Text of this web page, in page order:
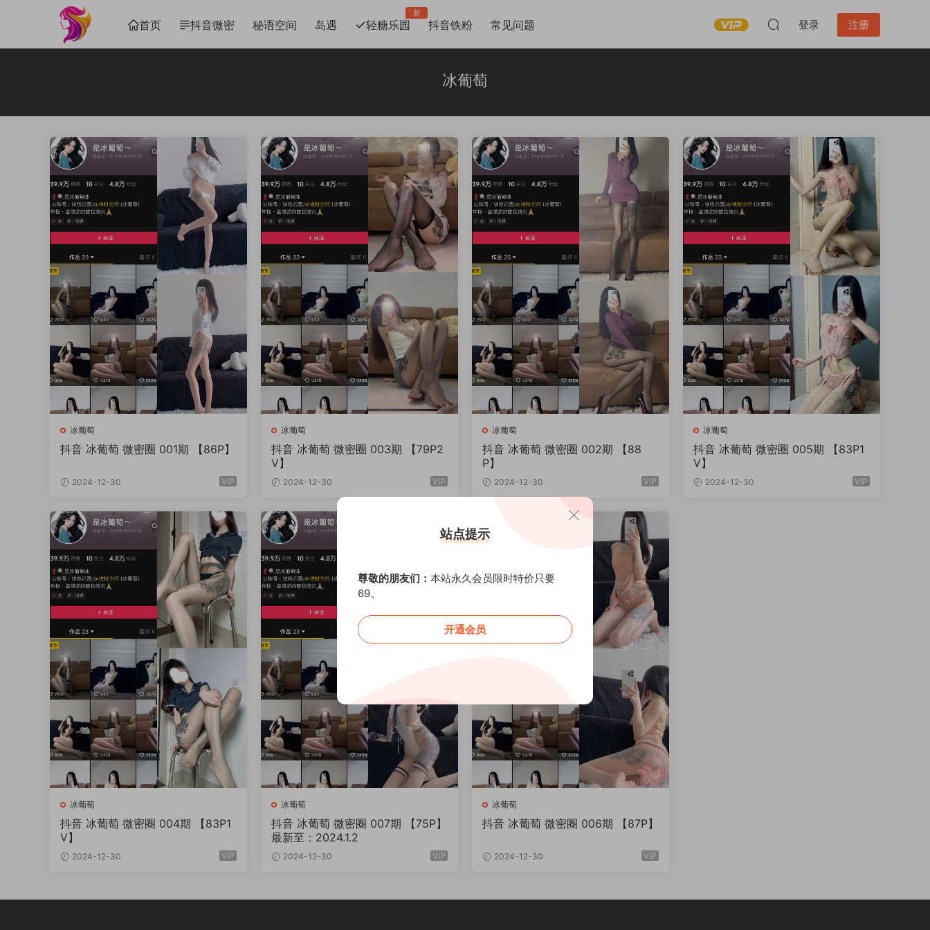
首页 抖音微密 秘语空间 岛遇 轻糖乐园
新
抖音铁粉 常见问题 登录 注册
冰葡萄
冰葡萄
抖音 冰葡萄 微密圈 001期 【86P】
2024-12-30 VIP
冰葡萄
抖音 冰葡萄 微密圈 003期 【79P2
V】
2024-12-30 VIP
冰葡萄
抖音 冰葡萄 微密圈 002期 【88
P】
2024-12-30 VIP
冰葡萄
抖音 冰葡萄 微密圈 005期 【83P1
V】
2024-12-30 VIP
冰葡萄
抖音 冰葡萄 微密圈 004期 【83P1
V】
2024-12-30 VIP
冰葡萄
抖音 冰葡萄 微密圈 007期 【75P】
最新至：2024.1.2
2024-12-30 VIP
冰葡萄
抖音 冰葡萄 微密圈 006期 【87P】
2024-12-30 VIP
站点提示
尊敬的朋友们： 本站永久会员限时特价只要
69。
开通会员